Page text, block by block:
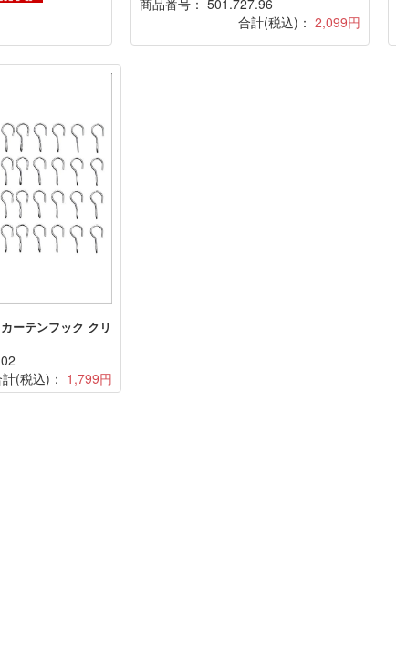
合計(税込)：2,099円
ーテンフック クリ
(税込)： 1,799円